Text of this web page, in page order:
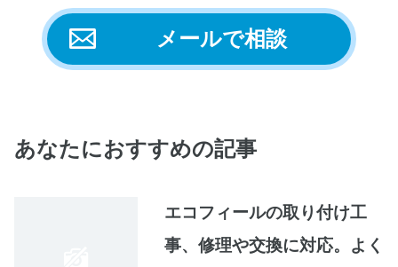
メールで相談
あなたにおすすめの記事
エコフィールの取り付け工
事、修理や交換に対応。よく